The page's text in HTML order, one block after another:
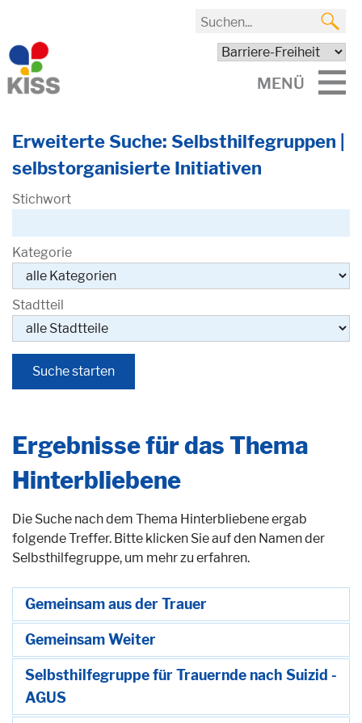
MENÜ
Erweiterte Suche: Selbsthilfegruppen |
selbstorganisierte Initiativen
Stichwort
Kategorie
Stadtteil
Ergebnisse für das Thema
Hinterbliebene
Die Suche nach dem Thema Hinterbliebene ergab
folgende Treffer. Bitte klicken Sie auf den Namen der
Selbsthilfegruppe, um mehr zu erfahren.
Gemeinsam aus der Trauer
Gemeinsam Weiter
Selbsthilfegruppe für Trauernde nach Suizid -
AGUS